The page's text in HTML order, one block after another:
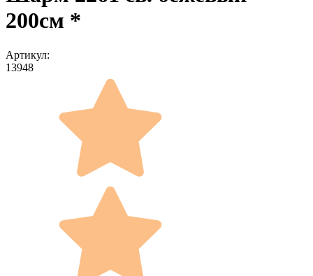
200см *
Артикул:
13948